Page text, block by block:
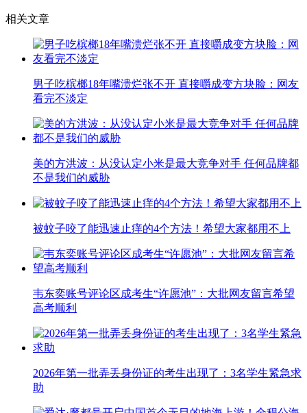
相关文章
男子吃槟榔18年嘴溃烂张不开 直接嚼成变方块脸：网友
看完不淡定
美的方洪波：从没认定小米是最大竞争对手 任何品牌都
不是我们的威胁
被蚊子咬了能迅速止痒的4个方法！希望大家都用不上
韦东奕账号评论区成考生“许愿池”：大批网友留言希望
高考顺利
2026年第一批弄丢身份证的考生出现了：3名学生紧急求
助